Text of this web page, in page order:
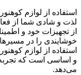
لذت و شادی شما از
از تجهیزات خود و
خوشایندی را در
استفاده از لوازم
و اساسی است که
می‌دهد.